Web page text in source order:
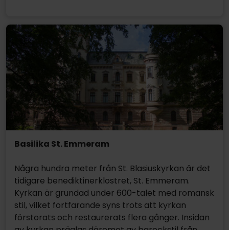
Basilika St. Emmeram
Några hundra meter från St. Blasiuskyrkan är det
tidigare benediktinerklostret, St. Emmeram.
Kyrkan är grundad under 600-talet med romansk
stil, vilket fortfarande syns trots att kyrkan
förstorats och restaurerats flera gånger. Insidan